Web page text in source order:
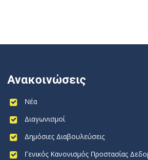
Ανακοινώσεις
Νέα
Διαγωνισμοί
Δημόσιες Διαβουλεύσεις
Γενικός Κανονισμός Προστασίας